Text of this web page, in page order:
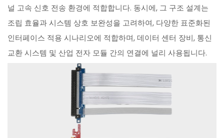
널 고속 신호 전송 환경에 적합합니다. 동시에, 그 구조 설계는
조립 효율과 시스템 상호 보완성을 고려하여, 다양한 표준화된
인터페이스 적용 시나리오에 적합하며, 데이터 센터 장비, 통신
교환 시스템 및 산업 전자 모듈 간의 연결에 널리 사용됩니다.